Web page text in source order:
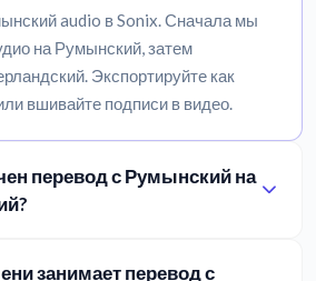
audio в Sonix. Сначала мы
на Румынский, затем
Экспортируйте как
вшивайте подписи в видео.
перевод с Румынский на
занимает перевод с